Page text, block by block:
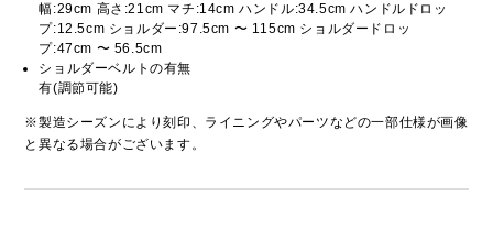
幅:29cm 高さ:21cm マチ:14cm ハンドル:34.5cm ハンドルドロッ
プ:12.5cm ショルダー:97.5cm 〜 115cm ショルダードロッ
プ:47cm 〜 56.5cm
ショルダーベルトの有無
有(調節可能)
※製造シーズンにより刻印、ライニングやパーツなどの一部仕様が画像
と異なる場合がございます。